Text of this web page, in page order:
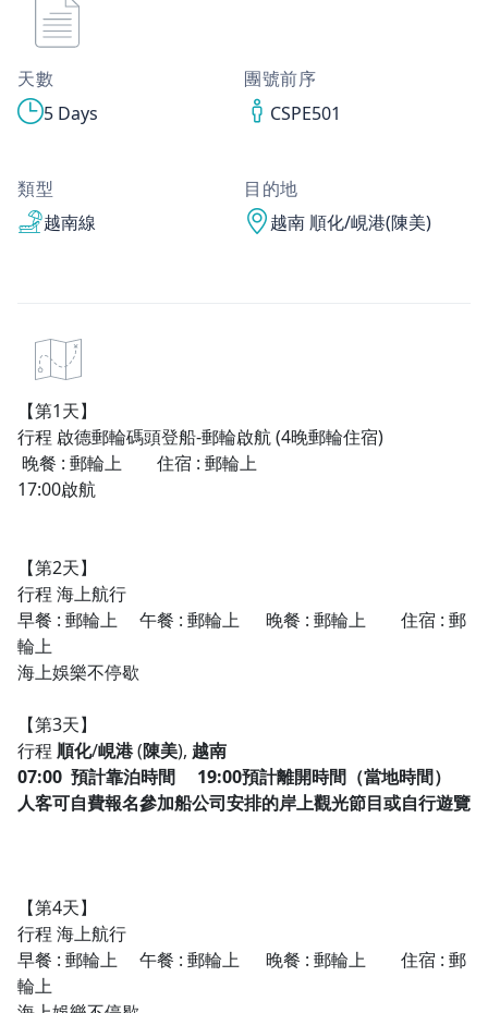
天數
5 Days
團號前序
CSPE501
類型
越南線
目的地
越南 順化/峴港(陳美)
【第1天】
行程 啟德郵輪碼頭登船-郵輪啟航(4晚郵輪住宿)
晚餐 : 郵輪上 住宿 : 郵輪上
17:00啟航
【第2天】
行程 海上航行
早餐 : 郵輪上 午餐 : 郵輪上 晚餐 : 郵輪上 住宿 : 郵
輪上
海上娛樂不停歇
【第3天】
行程 順化/峴港(陳美), 越南
07:00 預計靠泊時間 19:00預計離開時間（當地時間）
人客可自費報名參加船公司安排的岸上觀光節目或自行遊覽
【第4天】
行程 海上航行
早餐 : 郵輪上 午餐 : 郵輪上 晚餐 : 郵輪上 住宿 : 郵
輪上